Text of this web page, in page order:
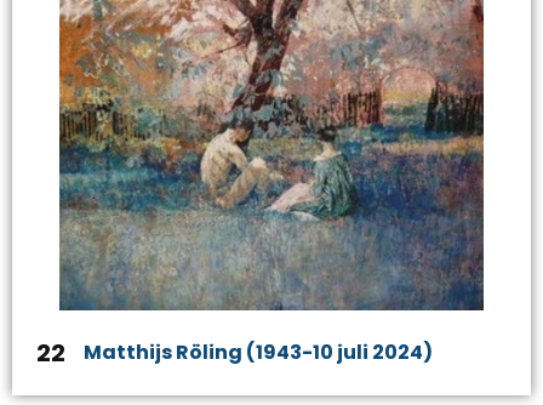
22 Matthijs Röling (1943-10 juli 2024)